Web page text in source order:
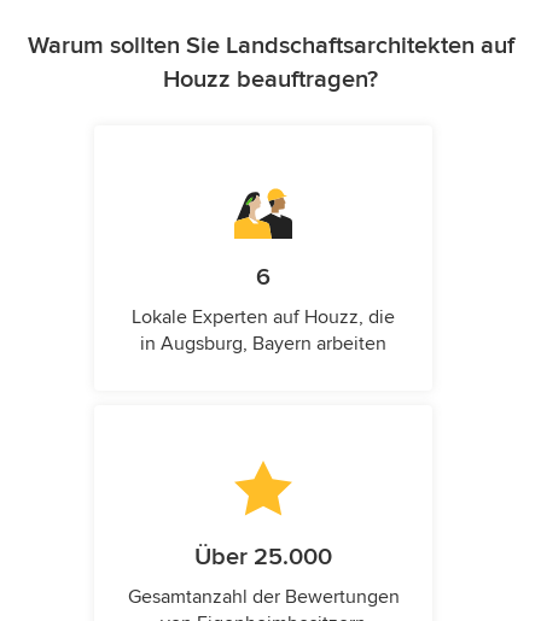
Warum sollten Sie Landschaftsarchitekten auf
Houzz beauftragen?
6
Lokale Experten auf Houzz, die
in Augsburg, Bayern arbeiten
Über 25.000
Gesamtanzahl der Bewertungen